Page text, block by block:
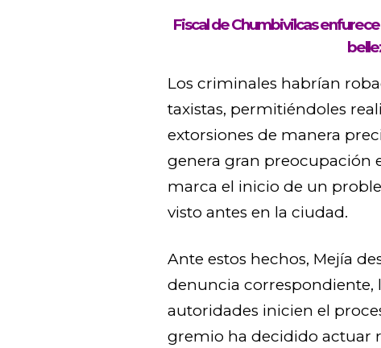
Fiscal de Chumbivilcas
Los criminales habrían
taxistas, permitiéndoles
extorsiones de manera
genera gran preocupación
marca el inicio de un
visto antes en la ciudad.
Ante estos hechos, Mejía
denuncia correspondiente,
autoridades inicien el
gremio ha decidido actuar